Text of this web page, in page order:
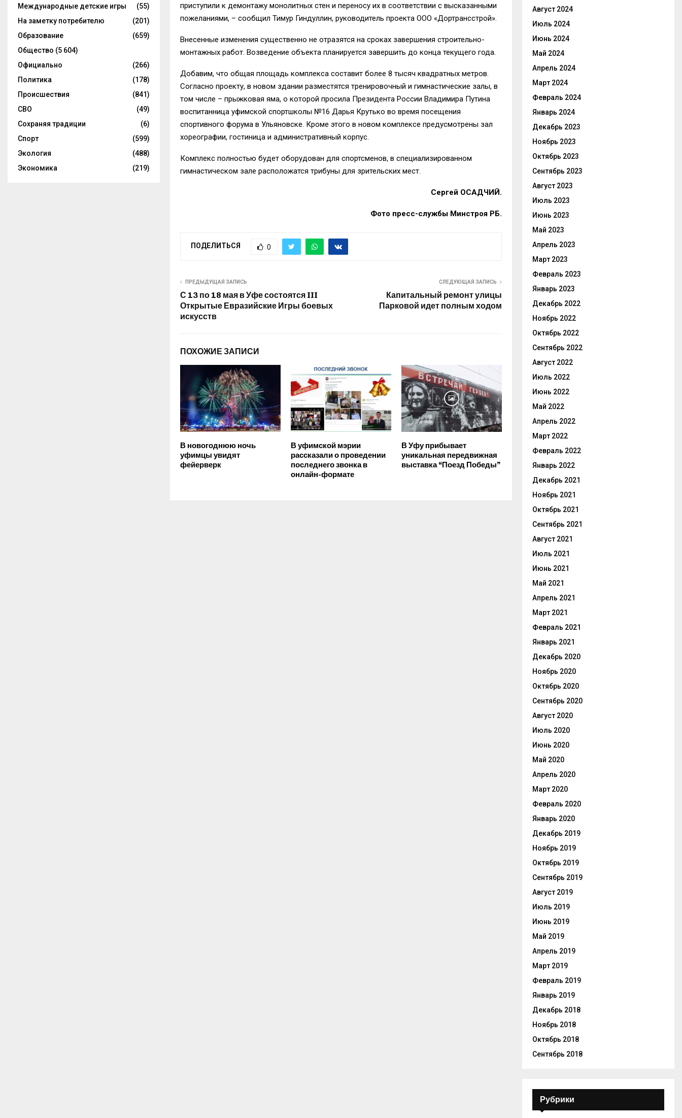
приступили к демонтажу монолитных стен и переносу их в соответствии с высказанными
пожеланиями, – сообщил Тимур Гиндуллин, руководитель проекта ООО «Дортрансстрой».
Внесенные изменения существенно не отразятся на сроках завершения строительно-
монтажных работ. Возведение объекта планируется завершить до конца текущего года.
Добавим, что общая площадь комплекса составит более 8 тысяч квадратных метров.
Согласно проекту, в новом здании разместятся тренировочный и гимнастические залы, в
том числе – прыжковая яма, о которой просила Президента России Владимира Путина
воспитанница уфимской спортшколы №16 Дарья Крутько во время посещения
спортивного форума в Ульяновске. Кроме этого в новом комплексе предусмотрены зал
хореографии, гостиница и административный корпус.
Комплекс полностью будет оборудован для спортсменов, в специализированном
гимнастическом зале расположатся трибуны для зрительских мест.
Сергей ОСАДЧИЙ.
Фото пресс-службы Минстроя РБ.
ПОДЕЛИТЬСЯ 0
ПРЕДЫДУЩАЯ ЗАПИСЬ
С 13 по 18 мая в Уфе состоятся III
Открытые Евразийские Игры боевых
искусств
СЛЕДУЮЩАЯ ЗАПИСЬ
Капитальный ремонт улицы
Парковой идет полным ходом
ПОХОЖИЕ ЗАПИСИ
В новогоднюю ночь
уфимцы увидят
фейерверк
В уфимской мэрии
рассказали о проведении
последнего звонка в
онлайн-формате
В Уфу прибывает
уникальная передвижная
выставка “Поезд Победы”
Международные детские игры
(55)
На заметку потребителю
(201)
Образование
(659)
Общество (5 604)
Официально
(266)
Политика
(178)
Происшествия
(841)
СВО
(49)
Сохраняя традиции
(6)
Спорт
(599)
Экология
(488)
Экономика
(219)
Август 2024
Июль 2024
Июнь 2024
Май 2024
Апрель 2024
Март 2024
Февраль 2024
Январь 2024
Декабрь 2023
Ноябрь 2023
Октябрь 2023
Сентябрь 2023
Август 2023
Июль 2023
Июнь 2023
Май 2023
Апрель 2023
Март 2023
Февраль 2023
Январь 2023
Декабрь 2022
Ноябрь 2022
Октябрь 2022
Сентябрь 2022
Август 2022
Июль 2022
Июнь 2022
Май 2022
Апрель 2022
Март 2022
Февраль 2022
Январь 2022
Декабрь 2021
Ноябрь 2021
Октябрь 2021
Сентябрь 2021
Август 2021
Июль 2021
Июнь 2021
Май 2021
Апрель 2021
Март 2021
Февраль 2021
Январь 2021
Декабрь 2020
Ноябрь 2020
Октябрь 2020
Сентябрь 2020
Август 2020
Июль 2020
Июнь 2020
Май 2020
Апрель 2020
Март 2020
Февраль 2020
Январь 2020
Декабрь 2019
Ноябрь 2019
Октябрь 2019
Сентябрь 2019
Август 2019
Июль 2019
Июнь 2019
Май 2019
Апрель 2019
Март 2019
Февраль 2019
Январь 2019
Декабрь 2018
Ноябрь 2018
Октябрь 2018
Сентябрь 2018
Рубрики